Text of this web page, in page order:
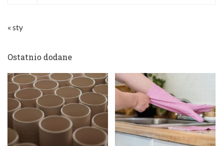
« sty
Ostatnio dodane